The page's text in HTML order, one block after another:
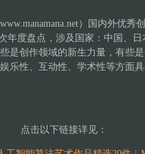
）国内外优秀
年度盘点，涉及国家：中国、
是创作领域的新生力量，有些
乐性、互动性、学术性等方面
点击以下链接详见：